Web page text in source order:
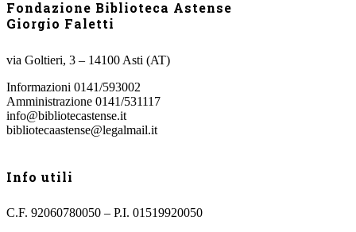
Fondazione Biblioteca Astense
Giorgio Faletti
via Goltieri, 3 – 14100 Asti (AT)
Informazioni 0141/593002
Amministrazione 0141/531117
info@bibliotecastense.it
bibliotecaastense@legalmail.it
Info utili
C.F. 92060780050 – P.I. 01519920050